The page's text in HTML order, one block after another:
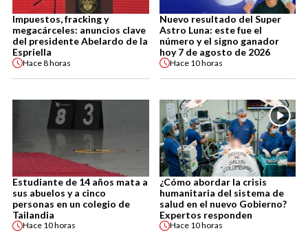
Impuestos, fracking y
megacárceles: anuncios clave
del presidente Abelardo de la
Espriella
Hace8 horas
Nuevo resultado del Super
Astro Luna: este fue el
número y el signo ganador
hoy 7 de agosto de 2026
Hace 10 horas
Estudiante de 14 años mata a
sus abuelos y a cinco
personas en un colegio de
Tailandia
Hace 10 horas
¿Cómo abordar la crisis
humanitaria del sistema de
salud en el nuevo Gobierno?
Expertos responden
Hace 10 horas